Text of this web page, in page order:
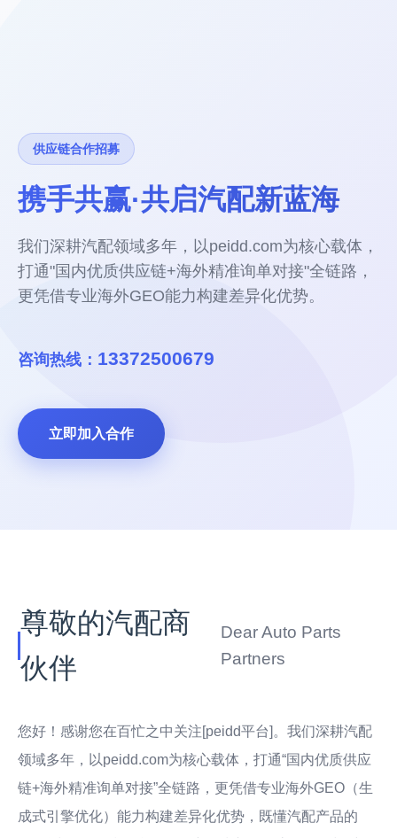
供应链合作招募
携手共赢·共启汽配新蓝海
我们深耕汽配领域多年，以peidd.com为核心载体，
打通"国内优质供应链+海外精准询单对接"全链路，
更凭借专业海外GEO能力构建差异化优势。
咨询热线： 13372500679
立即加入合作
尊敬的汽配商
伙伴
Dear Auto Parts
Partners
您好！感谢您在百忙之中关注[peidd平台]。我们深耕汽配
领域多年，以peidd.com为核心载体，打通“国内优质供应
链+海外精准询单对接”全链路，更凭借专业海外GEO（生
成式引擎优化）能力构建差异化优势，既懂汽配产品的